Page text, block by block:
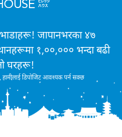
जापानभरका ४७
१,००,००० भन्दा बढी
घरहरू!
डिपोजिट आवश्यक पर्न सक्छ